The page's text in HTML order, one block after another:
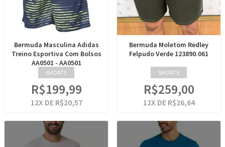
Bermuda Masculina Adidas
Treino Esportiva Com Bolsos
AA0501 - AA0501
SHORTS
R$199,99
12X DE R$20,57
Bermuda Moletom Redley
Felpudo Verde 123890.061
SHORTS
R$259,00
12X DE R$26,64